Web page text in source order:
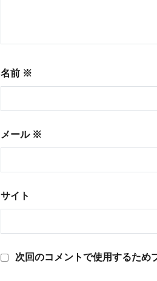
名前 ※
メール ※
サイト
次回のコメントで使用するため